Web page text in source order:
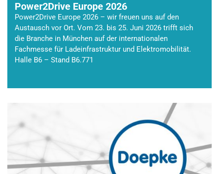
Power2Drive Europe 2026
Power2Drive Europe 2026 – wir freuen uns auf den
Austausch vor Ort. Vom 23. bis 25. Juni 2026 trifft sich
die Branche in München auf der internationalen
Fachmesse für Ladeinfrastruktur und Elektromobilität.
Halle B6 – Stand B6.771